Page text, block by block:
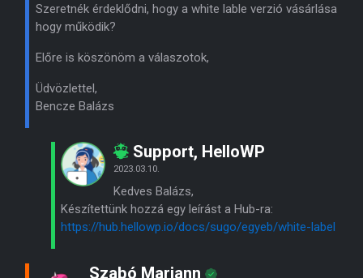
Szeretnék érdeklődni, hogy a white lable verzió vásárlása
hogy működik?
Előre is köszönöm a válaszotok,
Üdvözlettel,
Bencze Balázs
Support, HelloWP
2023.03.10.
Kedves Balázs,
Készítettünk hozzá egy leírást a Hub-ra:
https://hub.hellowp.io/docs/sugo/egyeb/white-label
Szabó Mariann